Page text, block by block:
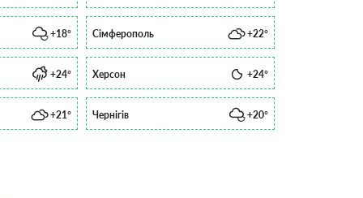
+18° Сімферополь +22°
+24° Херсон +24°
+21° Чернігів +20°